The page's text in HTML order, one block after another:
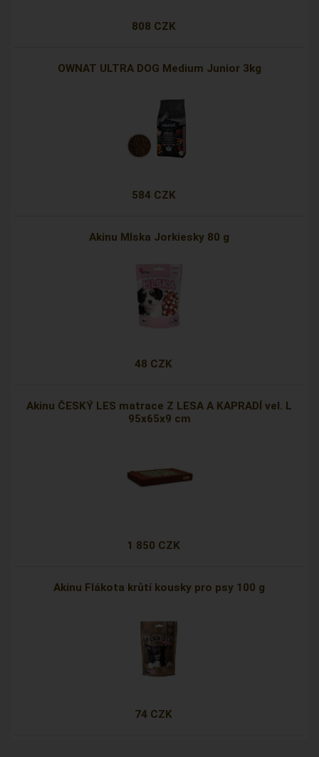
808 CZK
OWNAT ULTRA DOG Medium Junior 3kg
584 CZK
Akinu Mlska Jorkiesky 80 g
48 CZK
Akinu ČESKÝ LES matrace Z LESA A KAPRADÍ vel. L
95x65x9 cm
1 850 CZK
Akinu Flákota krůtí kousky pro psy 100 g
74 CZK